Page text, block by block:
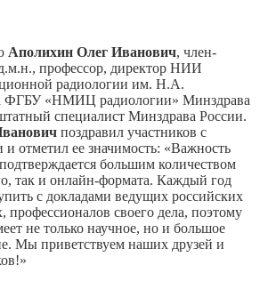
Аполихин Олег Иванович, член-
профессор, директор НИИ
радиологии им. Н.А.
ФГБУ «НМИЦ радиологии» Минздрава
специалист Минздрава России.
поздравил участников с
отметил ее значимость: «Важность
большим количеством
так и онлайн-формата. Каждый год
с докладами ведущих российских
своего дела, поэтому
не только научное, но и большое
Мы приветствуем наших друзей и